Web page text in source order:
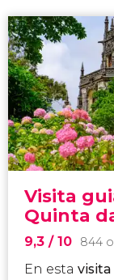
Visita
Quinta
9,3 / 10 844
En esta